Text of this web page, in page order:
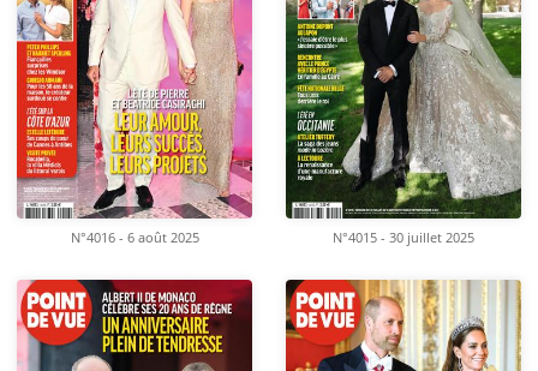
N°4016 - 6 août 2025 N°4015 - 30 juillet 2025